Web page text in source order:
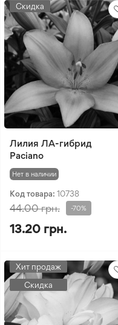
Скидка
Лилия ЛА-гибрид
Paciano
Нет в наличии
Код товара: 10738
44.00 грн. -70%
13.20 грн.
Хит продаж
Скидка